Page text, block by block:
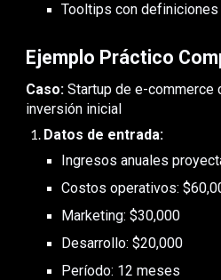
Tooltips con
Ejemplo Práctico
Caso: Startup de e-commerce
inversión inicial
Datos de entrada:
Ingresos anuales
Costos operativos:
Marketing: $30,000
Desarrollo: $20,000
Período: 12 meses